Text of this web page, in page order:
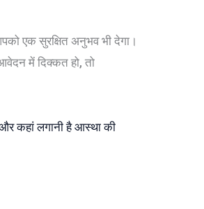
एक सुरक्षित अनुभव भी देगा।
में दिक्कत हो, तो
कहां लगानी है आस्था की